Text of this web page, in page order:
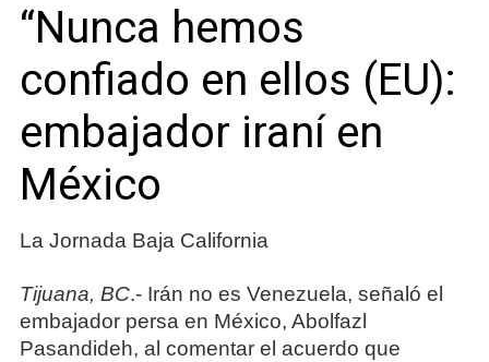
“Nunca hemos
confiado en ellos (EU):
embajador iraní en
México
La Jornada Baja California
Tijuana, BC.- Irán no es Venezuela, señaló el
embajador persa en México, Abolfazl
Pasandideh, al comentar el acuerdo que